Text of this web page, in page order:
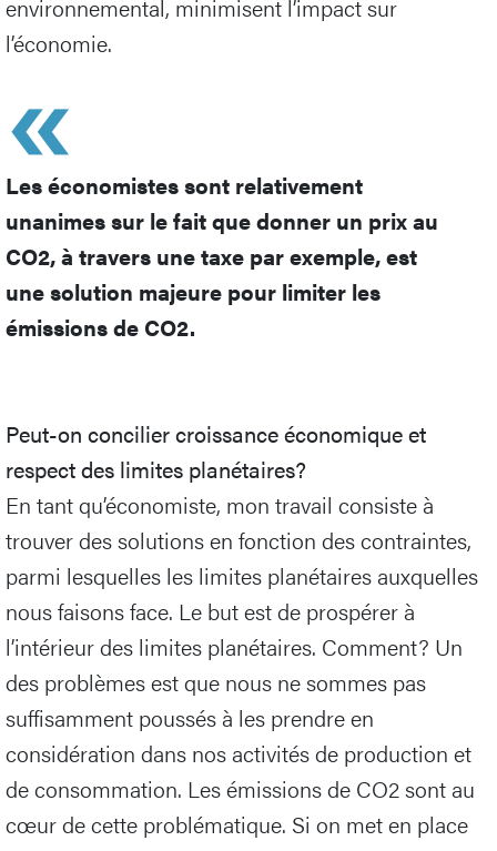
environnemental, minimisent l’impact sur
l’économie.
Les économistes sont relativement
unanimes sur le fait que donner un prix au
CO2, à travers une taxe par exemple, est
une solution majeure pour limiter les
émissions de CO2.
Peut-on concilier croissance économique et
respect des limites planétaires?
En tant qu’économiste, mon travail consiste à
trouver des solutions en fonction des contraintes,
parmi lesquelles les limites planétaires auxquelles
nous faisons face. Le but est de prospérer à
l’intérieur des limites planétaires. Comment? Un
des problèmes est que nous ne sommes pas
suffisamment poussés à les prendre en
considération dans nos activités de production et
de consommation. Les émissions de CO2 sont au
cœur de cette problématique. Si on met en place